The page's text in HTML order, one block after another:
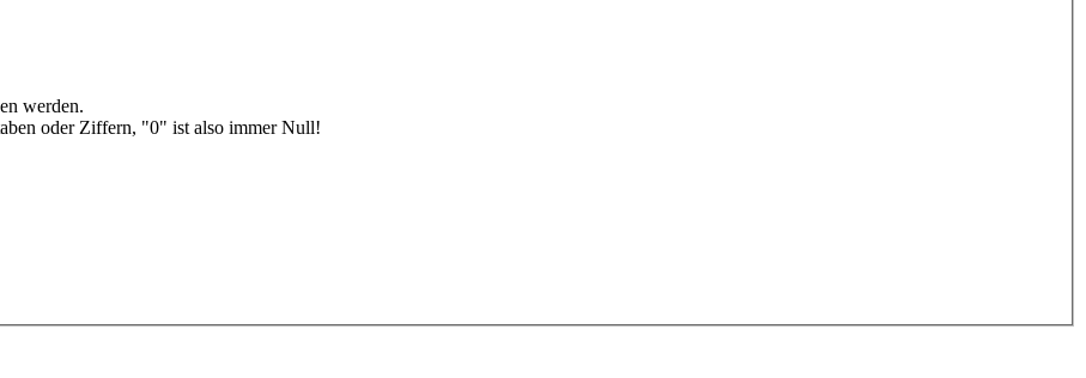
werden.
oder Ziffern, "0" ist also immer Null!